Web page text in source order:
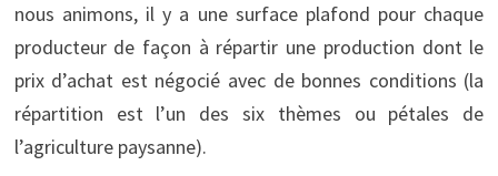
nous animons, il y a une surface plafond pour chaque
producteur de façon à répartir une production dont le
prix d’achat est négocié avec de bonnes conditions (la
répartition est l’un des six thèmes ou pétales de
l’agriculture paysanne).